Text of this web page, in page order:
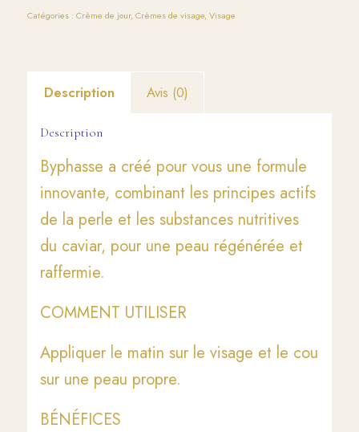
Catégories : Crème de jour,Crèmes de visage,Visage
Description Avis (0)
Description
Byphasse a créé pour vous une formule
innovante, combinant les principes actifs
de la perle et les substances nutritives
du caviar, pour une peau régénérée et
raffermie.
COMMENT UTILISER
Appliquer le matin sur le visage et le cou
sur une peau propre.
BÉNÉFICES